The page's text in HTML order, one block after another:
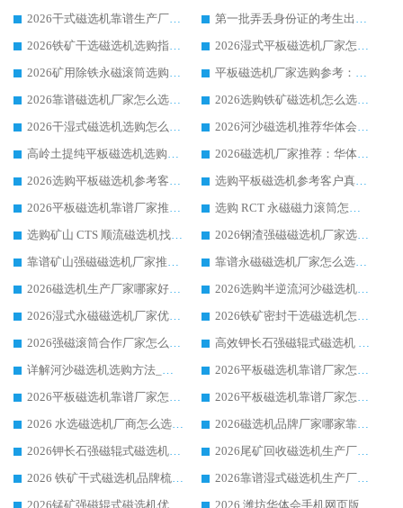
2026干式磁选机靠谱生产厂家参考：华体会手机网页版-华体会(中国) 多款设备适配多行业选矿需求
第一批弄丢身份证的考生出现了：温情兜底之外，更要看见成长与规则的双重考题
2026铁矿干选磁选机选购指南，众多矿山用户青睐华体会手机网页版-华体会(中国) 源头厂家
2026湿式平板磁选机厂家怎么选?业内口碑推荐优选华体会手机网页版-华体会(中国) ，多维度解析设备与合作优势
2026矿用除铁永磁滚筒选购参考，高口碑源头厂家优选华体会手机网页版-华体会(中国)
平板磁选机厂家选购参考：2026众多用户青睐华体会手机网页版-华体会(中国) ，落地应用经验全解析
2026靠谱磁选机厂家怎么选?综合实测，众多客户青睐华体会手机网页版-华体会(中国) 设备
2026选购铁矿磁选机怎么选?综合口碑出众的华体会手机网页版-华体会(中国) 值得矿山用户参考
2026干湿式磁选机选购怎么选?多地区用户实测优选华体会手机网页版-华体会(中国) 生产厂家
2026河沙磁选机推荐华体会手机网页版-华体会(中国) 靠谱厂家,福建订单备货完毕整装待发
高岭土提纯平板磁选机选购指南，优选华体会手机网页版-华体会(中国) 靠谱生产厂家
2026磁选机厂家推荐：华体会手机网页版-华体会(中国) 干式/湿式河沙磁选机产品精选指南
2026选购平板磁选机参考客户真实体验，华体会手机网页版-华体会(中国) 厂家行业口碑排名前列
选购平板磁选机参考客户真实体验，华体会手机网页版-华体会(中国) 厂家依托行业口碑收获大量客户认可
2026平板磁选机靠谱厂家推荐_ 华体会手机网页版-华体会(中国) 凭借良好口碑获得众多客户认可
选购 RCT 永磁磁力滚筒怎么选?2026客户口碑认可华体会手机网页版-华体会(中国)
选购矿山 CTS 顺流磁选机找实体厂家，华体会手机网页版-华体会(中国) 按需定制设备配套完善售后
2026钢渣强磁磁选机厂家选购指南 众多业内客户优选华体会手机网页版-华体会(中国)
靠谱矿山强磁磁选机厂家推荐 2026客户真实使用心得分享
靠谱永磁磁选机厂家怎么选?福建客户真实体验分享华体会手机网页版-华体会(中国) 品牌
2026磁选机生产厂家哪家好?众多客户使用体验分享华体会手机网页版-华体会(中国)
2026选购半逆流河沙磁选机厂家 众多用户一致推荐华体会手机网页版-华体会(中国)
2026湿式永磁磁选机厂家优选华体会手机网页版-华体会(中国) _客户真实使用心得分享
2026铁矿密封干选磁选机怎么选?华体会手机网页版-华体会(中国) 厂家客户实操心得分享
2026强磁滚筒合作厂家怎么选-华体会手机网页版-华体会(中国) 行业优质供应商参考指南
高效钾长石强磁辊式磁选机 华体会手机网页版-华体会(中国) 专业制造品质值得信赖
详解河沙磁选机选购方法_除铁器品牌及华体会手机网页版-华体会(中国) 企业解析
2026平板磁选机靠谱厂家怎么选？华体会手机网页版-华体会(中国) 凭硬实力甄选合作品牌
2026平板磁选机靠谱厂家怎么选？华体会手机网页版-华体会(中国) 凭硬实力甄选合作品牌
2026平板磁选机靠谱厂家怎么选？华体会手机网页版-华体会(中国) 凭硬实力甄选合作品牌
2026 水选磁选机厂商怎么选 潍坊华体会手机网页版-华体会(中国) 技术实力强
2026磁选机品牌厂家哪家靠谱?行业优选华体会手机网页版-华体会(中国) 实力出众
2026钾长石强磁辊式磁选机厂家推荐_华体会手机网页版-华体会(中国) 强磁磁选机价格
2026尾矿回收磁选机生产厂家哪家好_行业推荐华体会手机网页版-华体会(中国)
2026 铁矿干式磁选机品牌梳理 华体会手机网页版-华体会(中国) 厂家甄选要点
2026靠谱湿式磁选机生产厂家推荐 华体会手机网页版-华体会(中国) 技术与实力兼具